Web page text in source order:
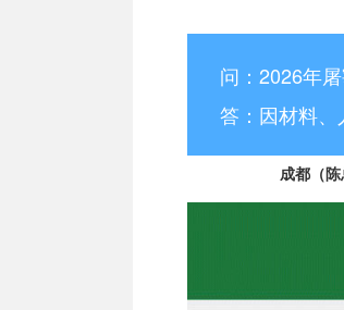
问：2026年
答：因材料、
成都（
德阳
南
阿坝州